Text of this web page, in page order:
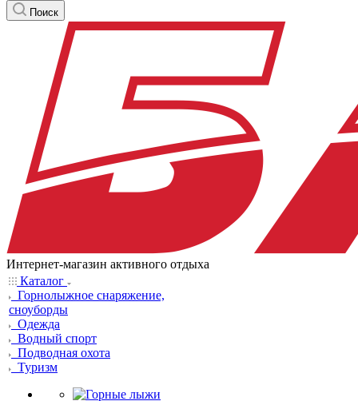
Поиск
Интернет-магазин активного отдыха
Каталог
Горнолыжное снаряжение,
сноуборды
Одежда
Водный спорт
Подводная охота
Туризм